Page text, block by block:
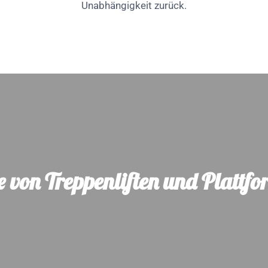
Unabhängigkeit zurück.
von Treppenliften und